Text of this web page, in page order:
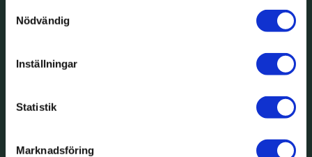
Nödvändig
Inställningar
Statistik
Marknadsföring